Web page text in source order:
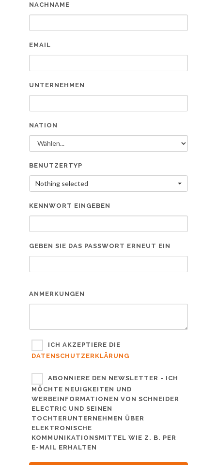
NACHNAME
EMAIL
UNTERNEHMEN
NATION
BENUTZERTYP
Nothing selected
KENNWORT EINGEBEN
GEBEN SIE DAS PASSWORT ERNEUT EIN
ANMERKUNGEN
ICH AKZEPTIERE DIE
DATENSCHUTZERKLÄRUNG
ABONNIERE DEN NEWSLETTER - ICH
MÖCHTE NEUIGKEITEN UND
WERBEINFORMATIONEN VON SCHNEIDER
ELECTRIC UND SEINEN
TOCHTERUNTERNEHMEN ÜBER
ELEKTRONISCHE
KOMMUNIKATIONSMITTEL WIE Z. B. PER
E-MAIL ERHALTEN